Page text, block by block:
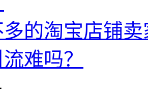
的淘宝店铺
难吗？